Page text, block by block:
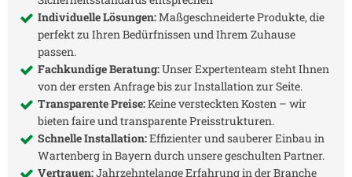
Individuelle Lösungen:Maßgeschneiderte Produkte, die
perfekt zu Ihren Bedürfnissen und Ihrem Zuhause
passen.
Fachkundige Beratung:Unser Expertenteam steht Ihnen
von der ersten Anfrage bis zur Installation zur Seite.
Transparente Preise:Keine versteckten Kosten – wir
bieten faire und transparente Preisstrukturen.
Schnelle Installation:Effizienter und sauberer Einbau in
Wartenberg in Bayerndurch unsere geschulten Partner.
Vertrauen:Jahrzehntelange Erfahrung in der Branche